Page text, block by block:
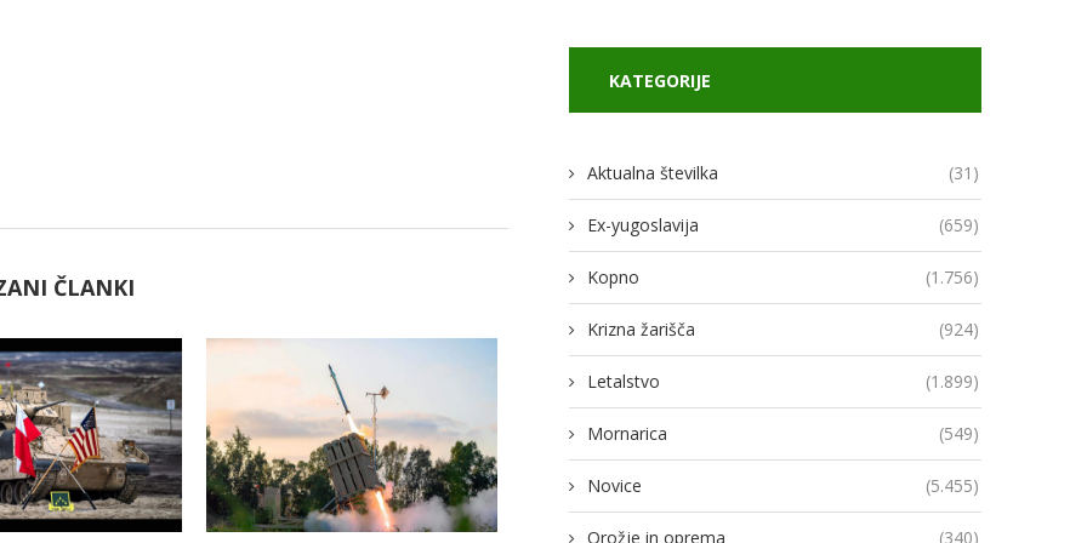
ČLANKI
KATEGORIJE
Aktualna številka (31)
Ex-yugoslavija (659)
Kopno (1.756)
Krizna žarišča (924)
Letalstvo (1.899)
Mornarica (549)
Novice (5.455)
Orožje in oprema (340)